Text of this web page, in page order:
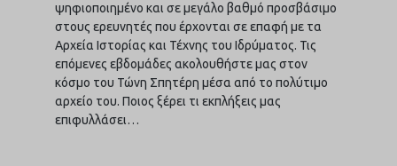
ψηφιοποιημένο και σε μεγάλο βαθμό προσβάσιμο
στους ερευνητές που έρχονται σε επαφή με τα
Αρχεία Ιστορίας και Τέχνης του Ιδρύματος. Τις
επόμενες εβδομάδες ακολουθήστε μας στον
κόσμο του Τώνη Σπητέρη μέσα από το πολύτιμο
αρχείο του. Ποιος ξέρει τι εκπλήξεις μας
επιφυλλάσει…